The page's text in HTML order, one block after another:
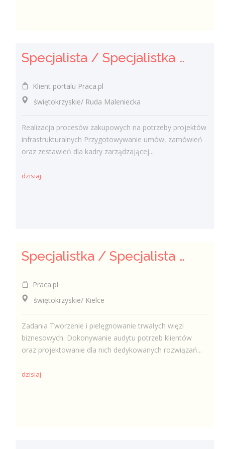
Specjalista / Specjalistka ds. Zakupów
Klient portalu Praca.pl
świętokrzyskie/ Ruda Maleniecka
Realizacja procesów zakupowych na potrzeby projektów
infrastrukturalnych Przygotowywanie umów, zamówień
oraz zestawień dla kadry zarządzającej...
dzisiaj
Specjalistka / Specjalista ds. Sprzedaży ubezpieczeń
Praca.pl
świętokrzyskie/ Kielce
Zadania Tworzenie i pielęgnowanie trwałych więzi
biznesowych. Dokonywanie audytu potrzeb klientów
oraz projektowanie dla nich dedykowanych rozwiązań...
dzisiaj